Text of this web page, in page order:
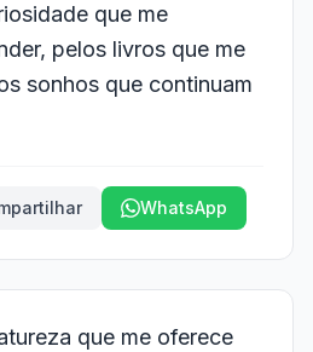
que me
pelos livros que me
sonhos que continuam
WhatsApp
que me oferece